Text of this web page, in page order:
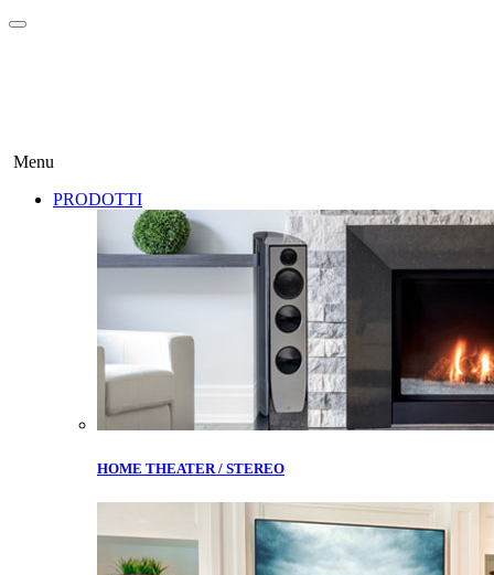
Menu
PRODOTTI
HOME THEATER / STEREO